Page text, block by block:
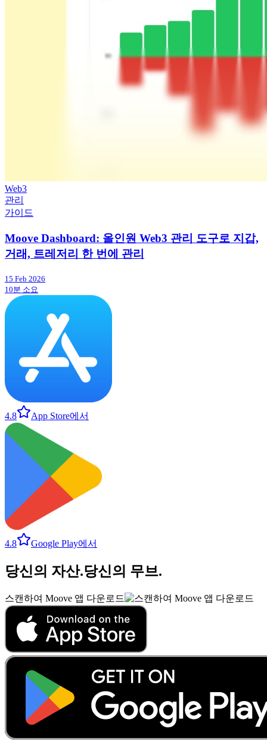
Web3
관리
가이드
Moove Dashboard: 올인원 Web3 관리 도구로 지갑,
거래, 트레저리 한 번에 관리
15 Feb 2026
10분 소요
4.8 App Store에서
4.8 Google Play에서
당신의 자산.당신의 무브.
스캔하여 Moove 앱 다운로드